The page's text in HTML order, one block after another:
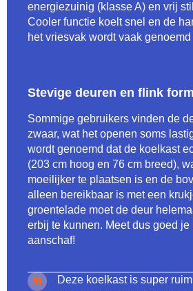
energiezuinig (klasse A) en vrij
Cooler functie koelt snel en de
het vriesvak wordt vaak
Stevige deuren en flink
Sommige gebruikers vinden de
zwaar, wat het openen soms
wordt genoemd dat de koelkast
(203 cm hoog en 76 cm breed),
moeilijker te plaatsen is en de
alleen bereikbaar is met een
groentelade moet de deur
erbij te kunnen. Meet dus goed je
aanschaf!
Deze koelkast is super